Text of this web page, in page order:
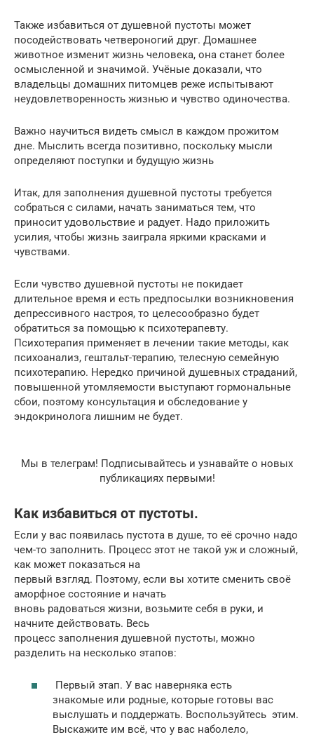
Также избавиться от душевной пустоты может
посодействовать четвероногий друг. Домашнее
животное изменит жизнь человека, она станет более
осмысленной и значимой. Учёные доказали, что
владельцы домашних питомцев реже испытывают
неудовлетворенность жизнью и чувство одиночества.
Важно научиться видеть смысл в каждом прожитом
дне. Мыслить всегда позитивно, поскольку мысли
определяют поступки и будущую жизнь
Итак, для заполнения душевной пустоты требуется
собраться с силами, начать заниматься тем, что
приносит удовольствие и радует. Надо приложить
усилия, чтобы жизнь заиграла яркими красками и
чувствами.
Если чувство душевной пустоты не покидает
длительное время и есть предпосылки возникновения
депрессивного настроя, то целесообразно будет
обратиться за помощью к психотерапевту.
Психотерапия применяет в лечении такие методы, как
психоанализ, гештальт-терапию, телесную семейную
психотерапию. Нередко причиной душевных страданий,
повышенной утомляемости выступают гормональные
сбои, поэтому консультация и обследование у
эндокринолога лишним не будет.
Мы в телеграм! Подписывайтесь и узнавайте о новых
публикациях первыми!
Как избавиться от пустоты.
Если у вас появилась пустота в душе, то её срочно надо
чем-то заполнить. Процесс этот не такой уж и сложный,
как может показаться на
первый взгляд. Поэтому, если вы хотите сменить своё
аморфное состояние и начать
вновь радоваться жизни, возьмите себя в руки, и
начните действовать. Весь
процесс заполнения душевной пустоты, можно
разделить на несколько этапов:
Первый этап. У вас наверняка есть
знакомые или родные, которые готовы вас
выслушать и поддержать. Воспользуйтесь этим.
Выскажите им всё, что у вас наболело,